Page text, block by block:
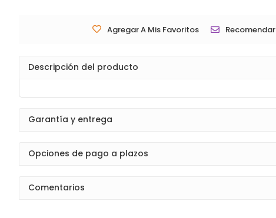
Agregar A Mis Favoritos Recomendar
Descripción del producto
Garantía y entrega
Opciones de pago a plazos
Comentarios